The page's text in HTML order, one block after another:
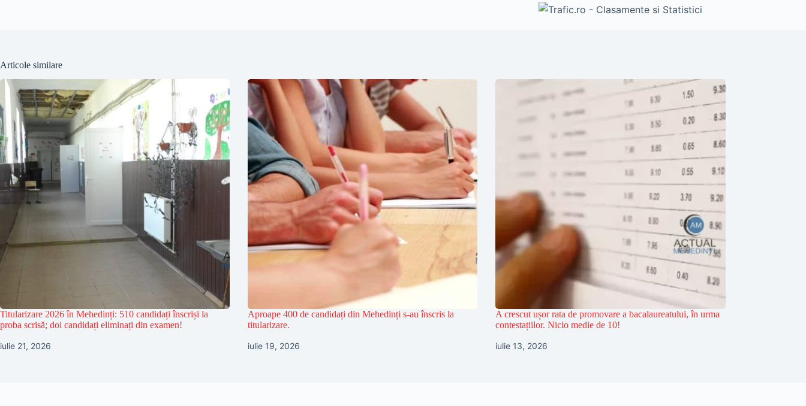
Articole similare
Titularizare 2026 în Mehedinți: 510 candidați înscriși la
proba scrisă; doi candidați eliminați din examen!
iulie 21, 2026
Aproape 400 de candidați din Mehedinți s-au înscris la
titularizare.
iulie 19, 2026
A crescut ușor rata de promovare a bacalaureatului, în urma
contestațiilor. Nicio medie de 10!
iulie 13, 2026